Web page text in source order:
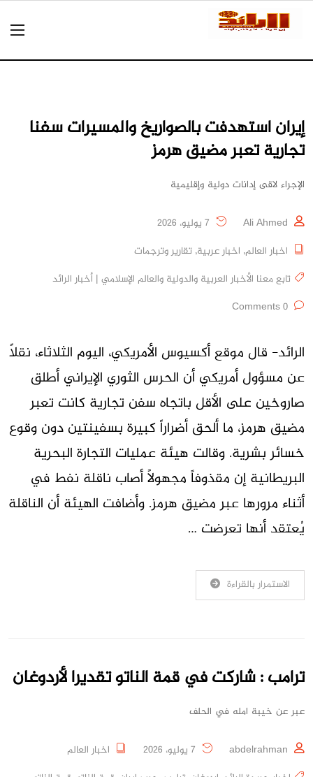
إيران استهدفت بالصواريخ والمسيرات سفنا
تجارية تعبر مضيق هرمز
الإجراء لاقى إدانات دولية وإقليمية
Ali Ahmed
اخبار العالم, اخبار عربية, تقارير وترجمات
تابع معنا الأخبار العربية والدولية والعالم الإسلامي | أخبار الرائد
الرائد- قال موقع ‌أكسيوس الأمريكي، اليوم الثلاثاء، نقلاً
عن مسؤول أمريكي أن الحرس الثوري الإيراني أطلق
صاروخين على الأقل باتجاه ‌سفن تجارية كانت تعبر
مضيق هرمز، ما ‌ألحق أضراراً ‌كبيرة بسفينتين دون وقوع
خسائر بشرية. وقالت هيئة عمليات التجارة البحرية
البريطانية إن ⁠مقذوفاً مجهولاً أصاب ​ناقلة نفط في
أثناء مرورها ⁠عبر ​مضيق هرمز. وأضافت ​الهيئة أن ‌الناقلة
يُعتقد ​أنها ⁠تعرضت …
الاستمرار بالقراءة
ترامب : شاركت في قمة الناتو تقديرا لأردوغان
عبر عن خيبة امله في الحلف
abdelrahman
اخبار العالم